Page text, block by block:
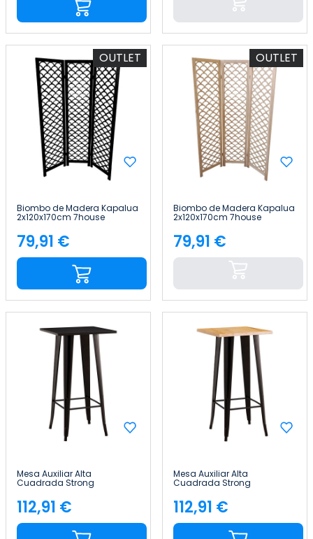
OUTLET
Biombo de Madera Kapalua
2x120x170cm 7house
Precio
79,91 €
OUTLET
Biombo de Madera Kapalua
2x120x170cm 7house
Precio
79,91 €
Mesa Auxiliar Alta
Cuadrada Strong
60x60x105cm Thinia Home
Precio
112,91 €
Mesa Auxiliar Alta
Cuadrada Strong
60x60x105cm Thinia Home
Precio
112,91 €